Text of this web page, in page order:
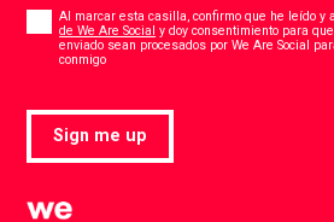
Al marcar esta casilla, confirmo que he leído y
de We Are Social y doy consentimiento para
enviado sean procesados por We Are Social
conmigo*
Sign me up